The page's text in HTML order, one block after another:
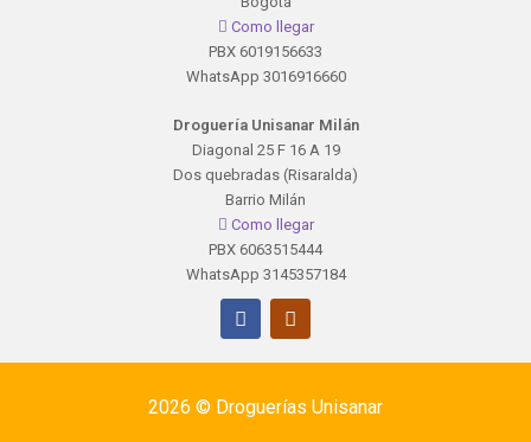
Como llegar
PBX 6019156633
WhatsApp 3016916660
Droguería Unisanar Milán
Diagonal 25 F 16 A 19
Dos quebradas (Risaralda)
Barrio Milán
Como llegar
PBX 6063515444
WhatsApp 3145357184
2026 © Droguerías Unisanar